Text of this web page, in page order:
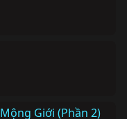
Mộng Giới (Phần 2)